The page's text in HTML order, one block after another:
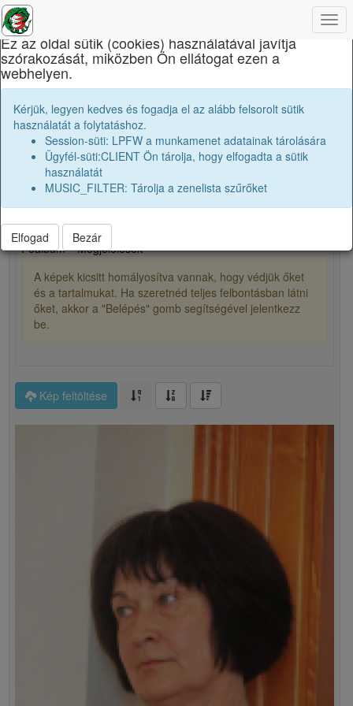
Báthory István Elméleti Líceum
folder_shared
1
Főalbum
6
Megjelölések
A képek kicsitt homályosítva vannak, hogy védjük őket
és a tartalmukat. Ha szeretnéd teljes felbontásban látni
őket, akkor a "Belépés" gomb segítségével jelentkezz
be.
Kép feltöltése
×
Ez az oldal sütik (cookies) használatával javítja
szórakozását, miközben Ön ellátogat ezen a
webhelyen.
Kérjük, legyen kedves és fogadja el az alább felsorolt sütik
használatát a folytatáshoz.
Session-süti: LPFW a munkamenet adatainak tárolására
Ügyfél-süti:CLIENT Ön tárolja, hogy elfogadta a sütik
használatát
MUSIC_FILTER: Tárolja a zenelista szűrőket
Elfogad Bezár